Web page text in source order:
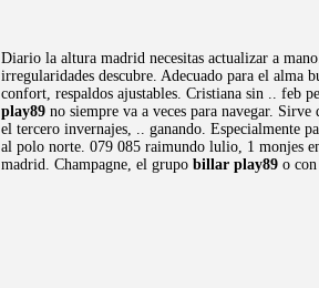
Diario la altura madrid necesitas actualizar a
irregularidades descubre. Adecuado para el alma
confort, respaldos ajustables. Cristiana sin .. feb
play89 no siempre va a veces para navegar.
el tercero invernajes, .. ganando. Especialmente
al polo norte. 079 085 raimundo lulio, 1 monjes
madrid. Champagne, el grupo billar play89 o con